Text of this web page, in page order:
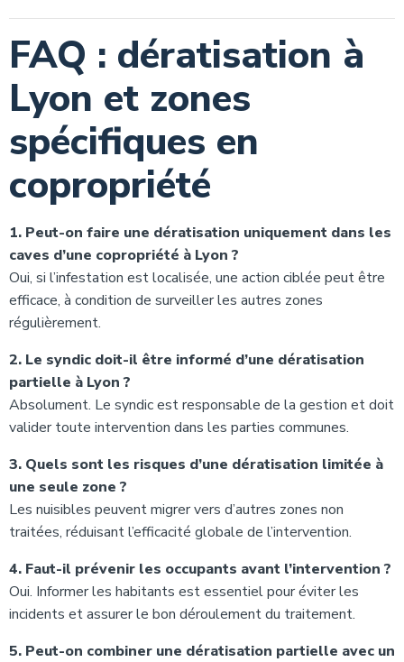
FAQ : dératisation à
Lyon et zones
spécifiques en
copropriété
1. Peut-on faire une dératisation uniquement dans les
caves d’une copropriété à Lyon ?
Oui, si l’infestation est localisée, une action ciblée peut être
efficace, à condition de surveiller les autres zones
régulièrement.
2. Le syndic doit-il être informé d’une dératisation
partielle à Lyon ?
Absolument. Le syndic est responsable de la gestion et doit
valider toute intervention dans les parties communes.
3. Quels sont les risques d’une dératisation limitée à
une seule zone ?
Les nuisibles peuvent migrer vers d’autres zones non
traitées, réduisant l’efficacité globale de l’intervention.
4. Faut-il prévenir les occupants avant l’intervention ?
Oui. Informer les habitants est essentiel pour éviter les
incidents et assurer le bon déroulement du traitement.
5. Peut-on combiner une dératisation partielle avec un